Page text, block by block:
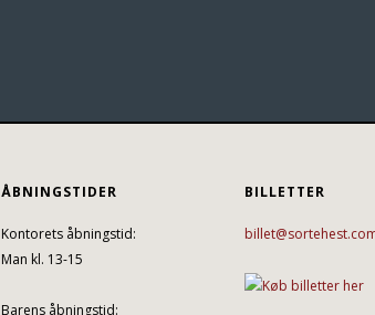
ÅBNINGSTIDER
Kontorets åbningstid:
Man kl. 13-15
Barens åbningstid:
BILLETTER